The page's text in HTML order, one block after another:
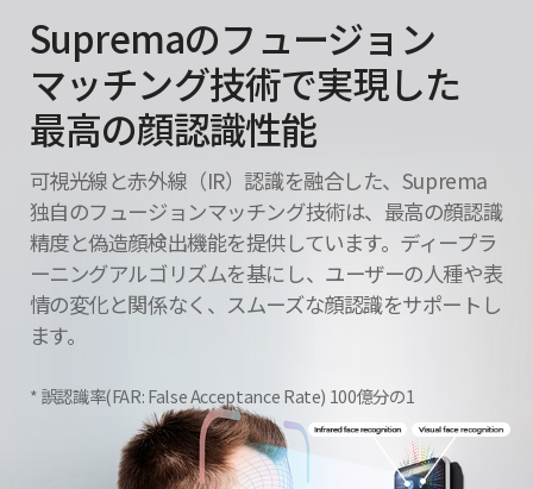
Supremaのフュージョン
マッチング技術で実現した
最高の顔認識性能
可視光線と赤外線（IR）認識を融合した、Suprema
独自のフュージョンマッチング技術は、最高の顔認識
精度と偽造顔検出機能を提供しています。ディープラ
ーニングアルゴリズムを基にし、ユーザーの人種や表
情の変化と関係なく、スムーズな顔認識をサポートし
ます。
誤認識率(FAR: False Acceptance Rate) 100億分の1